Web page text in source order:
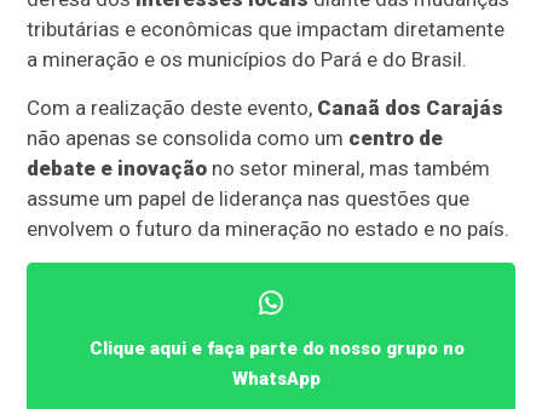
tributárias e econômicas que impactam diretamente
a mineração e os municípios do Pará e do Brasil.
Com a realização deste evento, Canaã dos Carajás
não apenas se consolida como um centro de
debate e inovação no setor mineral, mas também
assume um papel de liderança nas questões que
envolvem o futuro da mineração no estado e no país.
Clique aqui e faça parte do nosso grupo no
WhatsApp